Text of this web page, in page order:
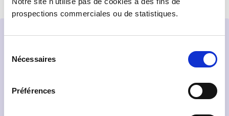
prospections commerciales ou de statistiques.
Nécessaires
Préférences